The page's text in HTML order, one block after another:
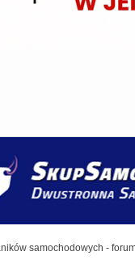
samochodowych -